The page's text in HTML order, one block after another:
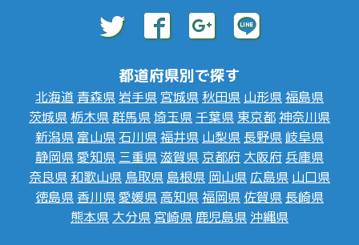
都道府県別で探す
北海道 青森県 岩手県 宮城県 秋田県 山形県福島県
茨城県 栃木県群馬県埼玉県 千葉県 東京都神奈川県
新潟県 富山県 石川県福井県 山梨県 長野県 岐阜県
静岡県愛知県 三重県滋賀県 京都府 大阪府 兵庫県
奈良県 和歌山県 鳥取県 島根県 岡山県 広島県 山口県
徳島県 香川県愛媛県 高知県福岡県 佐賀県 長崎県
熊本県 大分県 宮崎県 鹿児島県 沖縄県